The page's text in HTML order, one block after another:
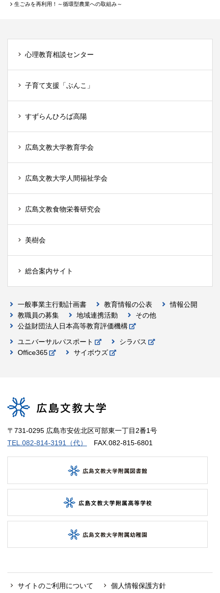
生ごみを再利用！～循環型農業への取組み～
心理教育相談センター
子育て支援「ぶんこ」
すずらんひろば高陽
広島文教大学教育学会
広島文教大学人間福祉学会
広島文教食物栄養研究会
美樹会
総合案内サイト
一般事業主行動計画書 教育情報の公表
情報公開
教職員の募集
地域連携活動
その他
公益財団法人日本高等教育評価機構
ユニバーサルパスポート
シラバス
Office365
サイボウズ
〒731-0295 広島市安佐北区可部東一丁目2番1号
TEL.082-814-3191（代）
FAX.082-815-6801
サイトのご利用について 個人情報保護方針